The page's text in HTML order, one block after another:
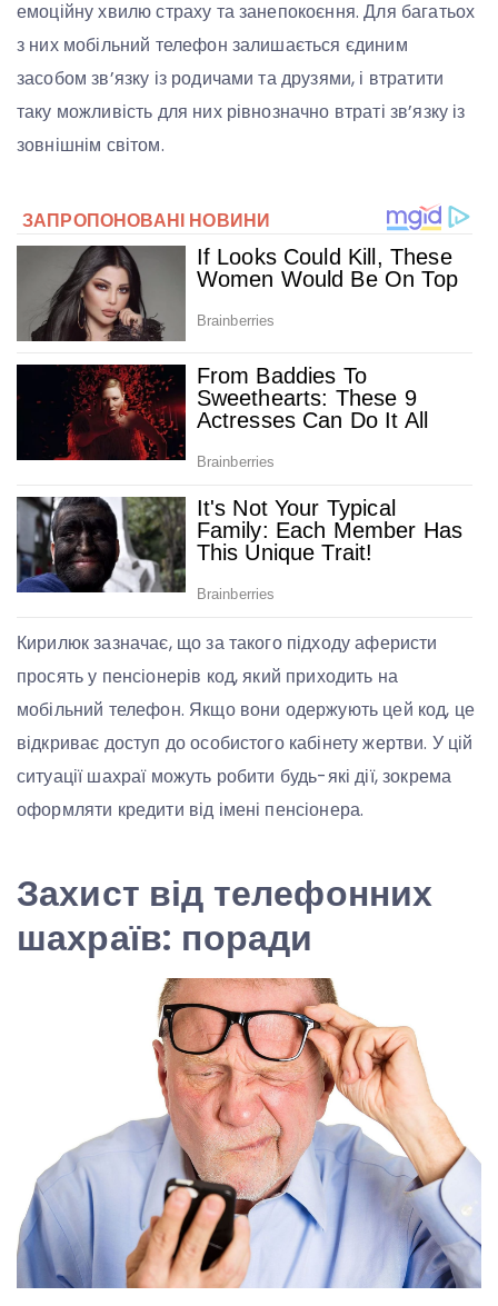
емоційну хвилю страху та занепокоєння. Для багатьох
з них мобільний телефон залишається єдиним
засобом зв’язку із родичами та друзями, і втратити
таку можливість для них рівнозначно втраті зв’язку із
зовнішнім світом.
Кирилюк зазначає, що за такого підходу аферисти
просять у пенсіонерів код, який приходить на
мобільний телефон. Якщо вони одержують цей код, це
відкриває доступ до особистого кабінету жертви. У цій
ситуації шахраї можуть робити будь-які дії, зокрема
оформляти кредити від імені пенсіонера.
Захист від телефонних
шахраїв: поради